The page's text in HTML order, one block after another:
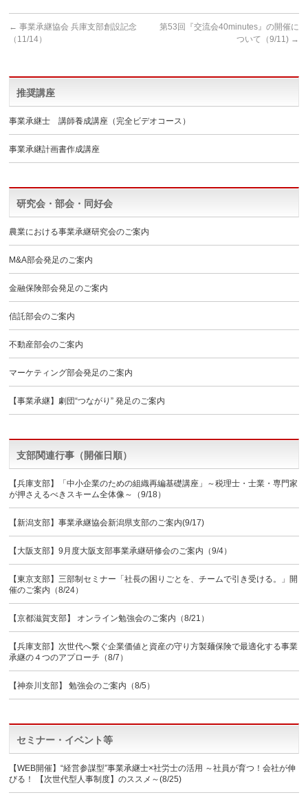
← 事業承継協会 兵庫支部創設記念
（11/14）
第53回『交流会40minutes』の開催に
ついて（9/11) →
推奨講座
事業承継士 講師養成講座（完全ビデオコース）
事業承継計画書作成講座
研究会・部会・同好会
農業における事業承継研究会のご案内
M&A部会発足のご案内
金融保険部会発足のご案内
信託部会のご案内
不動産部会のご案内
マーケティング部会発足のご案内
【事業承継】劇団“つながり” 発足のご案内
支部関連行事（開催日順）
【兵庫支部】「中小企業のための組織再編基礎講座」～税理士・士業・専門家
が押さえるべきスキーム全体像～（9/18）
【新潟支部】事業承継協会新潟県支部のご案内(9/17)
【大阪支部】9月度大阪支部事業承継研修会のご案内（9/4）
【東京支部】三部制セミナー「社長の困りごとを、チームで引き受ける。」開
催のご案内（8/24）
【京都滋賀支部】 オンライン勉強会のご案内（8/21）
【兵庫支部】次世代へ繋ぐ企業価値と資産の守り方製麺保険で最適化する事業
承継の４つのアプローチ（8/7）
【神奈川支部】 勉強会のご案内（8/5）
セミナー・イベント等
【WEB開催】“経営参謀型”事業承継士×社労士の活用 ～社員が育つ！会社が伸
びる！ 【次世代型人事制度】のススメ～(8/25)